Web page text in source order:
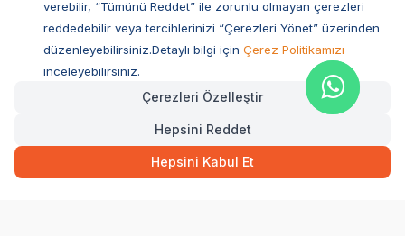
22,50TL Hızlı Teslimat
SEPETE EKLE
Müşteri Hizmetleri
Sıkça Sorulan Sorular
Ovacık Mah. Hacıoğlu Sok. No:13 Başiskele / KOCAELİ
Müşteri Destek Hattı
verebilir, “Tümünü Reddet” ile zorunlu olmayan çerezleri
reddedebilir veya tercihlerinizi “Çerezleri Yönet” üzerinden
düzenleyebilirsiniz.Detaylı bilgi için Çerez Politikamızı
inceleyebilirsiniz.
Çerezleri Özelleştir
Hepsini Reddet
Hepsini Kabul Et